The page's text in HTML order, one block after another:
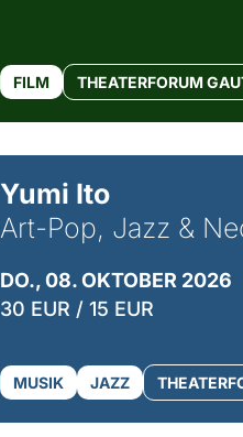
FILM THEATERFORUM
Yumi Ito
Art-Pop, Jazz &
DO., 08. OKTOBER 2026
30 EUR / 15 EUR
MUSIK JAZZ